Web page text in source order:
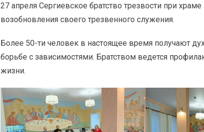
27 апреля Сергиевское братство трезвости при
возобновления своего трезвенного служения.
Более 50-ти человек в настоящее время получают
борьбе с зависимостями. Братством ведется
жизни.